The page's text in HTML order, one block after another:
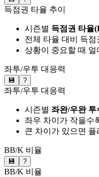
득점권 타율 추이
시즌별 득점권 타율
전체 타율 대비 득
상황이 중요할 때
좌투/우투 대응력
💾 ?
좌투/우투 대응력
시즌별 좌완/우완 투
좌우 차이가 작을수
큰 차이가 있으면
BB/K 비율
💾 ?
BB/K 비율